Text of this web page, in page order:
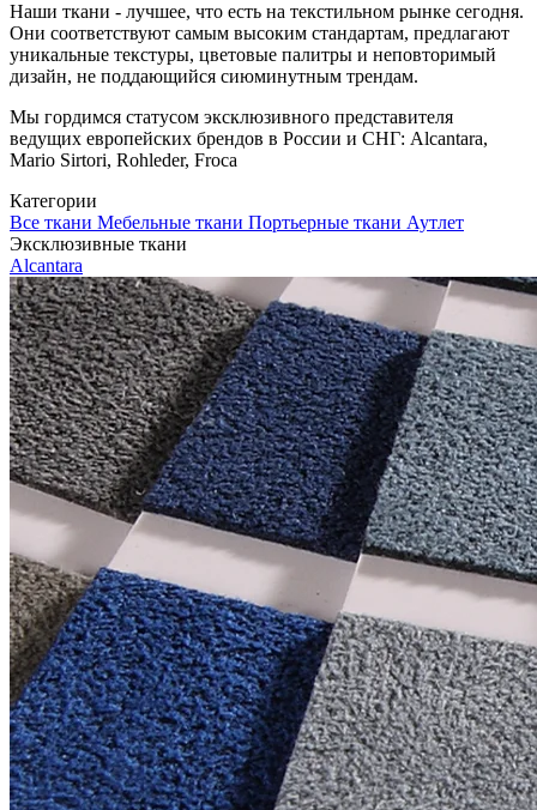
Наши ткани - лучшее, что есть на текстильном рынке сегодня.
Они соответствуют самым высоким стандартам, предлагают
уникальные текстуры, цветовые палитры и неповторимый
дизайн, не поддающийся сиюминутным трендам.
Мы гордимся статусом эксклюзивного представителя
ведущих европейских брендов в России и СНГ: Alcantara,
Mario Sirtori, Rohleder, Froca
Категории
Все ткани Мебельные ткани Портьерные ткани Аутлет
Эксклюзивные ткани
Alcantara